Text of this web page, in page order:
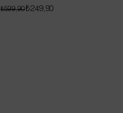
₺249,90
₺599,90